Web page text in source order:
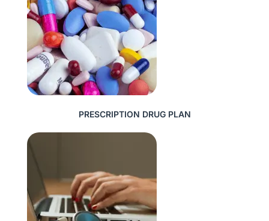
PRESCRIPTION DRUG PLAN